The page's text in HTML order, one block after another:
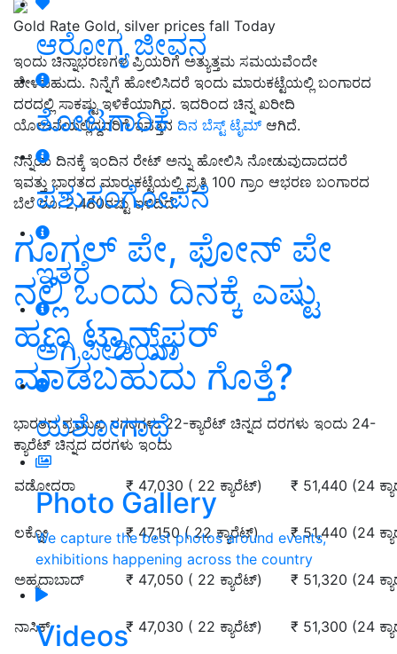
ಆರೋಗ್ಯ ಜೀವನ
ತೋಟಗಾರಿಕೆ
ಪಶುಸಂಗೋಪನೆ
ಇತರೆ
ಅಗ್ರಿಪೀಡಿಯಾ
ಯಶೋಗಾಥೆ
Photo Gallery
We capture the best photos around events,
exhibitions happening across the country
Videos
Gold Rate Gold, silver prices fall Today
ಇಂದು ಚಿನ್ನಾಭರಣಗಳ ಪ್ರಿಯರಿಗೆ ಅತ್ಯುತ್ತಮ ಸಮಯವೆಂದೇ
ಹೇಳಬಹುದು. ನಿನ್ನೆಗೆ ಹೋಲಿಸಿದರೆ ಇಂದು ಮಾರುಕಟ್ಟೆಯಲ್ಲಿ ಬಂಗಾರದ
ದರದಲ್ಲಿ ಸಾಕಷ್ಟು ಇಳಿಕೆಯಾಗಿದ. ಇದರಿಂದ ಚಿನ್ನ ಖರೀದಿ
ಯೋಜನೆಯಲ್ಲಿದ್ದವರಿಗೆ ಇವತ್ತಿನ ದಿನ ಬೆಸ್ಟ್‌ ಟೈಮ್ಆಗಿದೆ.
ನಿನ್ನೆಯ ದಿನಕ್ಕೆ ಇಂದಿನ ರೇಟ್‌ ಅನ್ನು ಹೋಲಿಸಿ ನೋಡುವುದಾದದರೆ
ಇವತ್ತು ಭಾರತದ ಮಾರುಕಟ್ಟೆಯಲ್ಲಿ ಪ್ರತಿ 100 ಗ್ರಾಂ ಆಭರಣ ಬಂಗಾರದ
ಬೆಲೆ ರೂ. 2,480ರಷ್ಟು ಇಳಿದಿದೆ.
ಗೂಗಲ್‌ ಪೇ, ಫೋನ್‌ ಪೇ
ನಲ್ಲಿ ಒಂದು ದಿನಕ್ಕೆ ಎಷ್ಟು
ಹಣ ಟ್ರಾನ್ಸ್‌ಫರ್‌
ಮಾಡಬಹುದು ಗೊತ್ತೆ?
ಭಾರತದ ಪ್ರಮುಖ ನಗರಗಳು 22-ಕ್ಯಾರೆಟ್ ಚಿನ್ನದ ದರಗಳು ಇಂದು 24-
ಕ್ಯಾರೆಟ್ ಚಿನ್ನದ ದರಗಳು ಇಂದು
ವಡೋದರಾ ₹ 47,030 ( 22 ಕ್ಯಾರೆಟ್‌) ₹ 51,440 (24
ಲಕ್ನೋ ₹ 47,150 ( 22 ಕ್ಯಾರೆಟ್‌) ₹ 51,440 (24
ಅಹ್ಮದಾಬಾದ್ ₹ 47,050 ( 22 ಕ್ಯಾರೆಟ್‌) ₹ 51,320 (24
ನಾಸಿಕ್ ₹ 47,030 ( 22 ಕ್ಯಾರೆಟ್‌) ₹ 51,300 (24